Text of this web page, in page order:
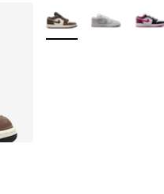
Plus de couleurs